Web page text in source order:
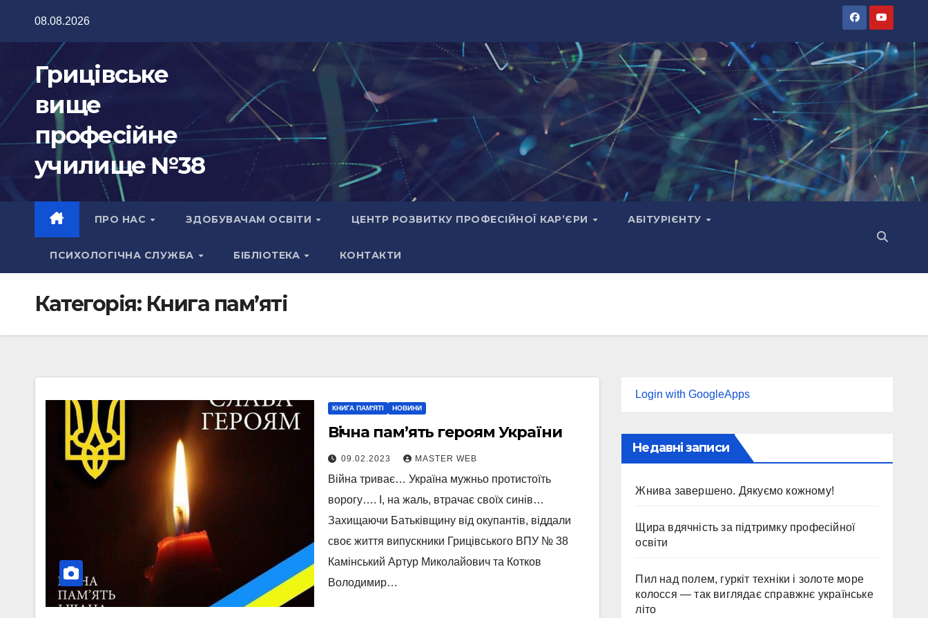
08.08.2026
Грицівське
вище
професійне
училище №38
ПРО НАС ЗДОБУВАЧАМ ОСВІТИ ЦЕНТР РОЗВИТКУ ПРОФЕСІЙНОЇ КАР’ЄРИ АБІТУРІЄНТУ
ПСИХОЛОГІЧНА СЛУЖБА БІБЛІОТЕКА КОНТАКТИ
Категорія: Книга пам’яті
КНИГА ПАМ'ЯТІ НОВИНИ
Вічна пам’ять героям України
09.02.2023 MASTER WEB
Війна триває… Україна мужньо протистоїть
ворогу…. І, на жаль, втрачає своїх синів…
Захищаючи Батьківщину від окупантів, віддали
своє життя випускники Грицівського ВПУ № 38
Камінський Артур Миколайович та Котков
Володимир…
Login with GoogleApps
Недавні записи
Жнива завершено. Дякуємо кожному!
Щира вдячність за підтримку професійної
освіти
Пил над полем, гуркіт техніки і золоте море
колосся — так виглядає справжнє українське
літо